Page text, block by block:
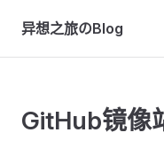
Skip to content
异想之旅のBlog
GitHub镜像